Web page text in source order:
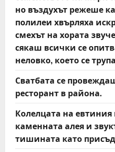
но въздухът режеше
полилеи хвърляха
смехът на хората
сякаш всички се
неловко, което се
Сватбата се
ресторант в района.
Колелцата на
каменната алея и
тишината като